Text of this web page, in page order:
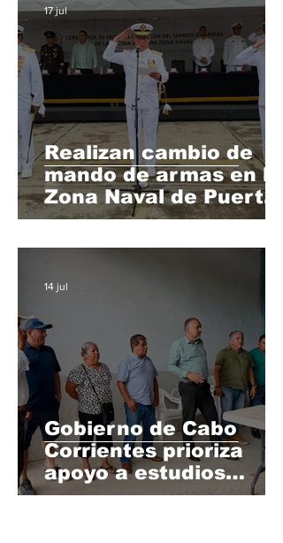
Realizan cambio de
mando de armas en la
Zona Naval de Puerto
Vallarta
17 jul
Gobierno de Cabo
Corrientes prioriza
apoyo a estudios
geofísicos e
14 jul